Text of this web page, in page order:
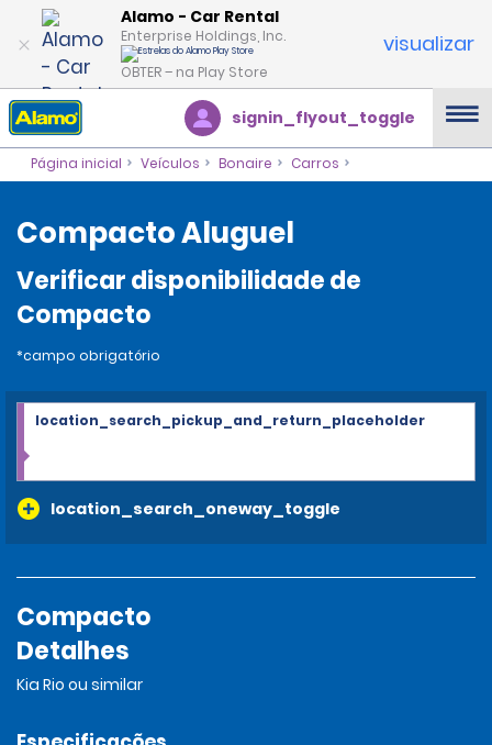
Alamo - Car Rental
Enterprise Holdings, Inc.
OBTER – na Play Store
visualizar
signin_flyout_toggle
Página inicial Veículos Bonaire Carros
Compacto Aluguel
Verificar disponibilidade de
Compacto
*campo obrigatório
location_search_oneway_toggle
location_search_pickup_and_return_placeholder
Compacto
Detalhes
Kia Rio ou similar